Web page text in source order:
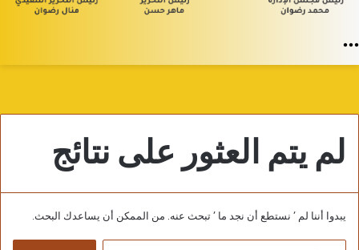
لم يتم العثور على نتائج
يبدوا أننا لم ’ نستطع أن نجد ما ’ تبحث عنه. من الممكن أن يساعدك البحث.